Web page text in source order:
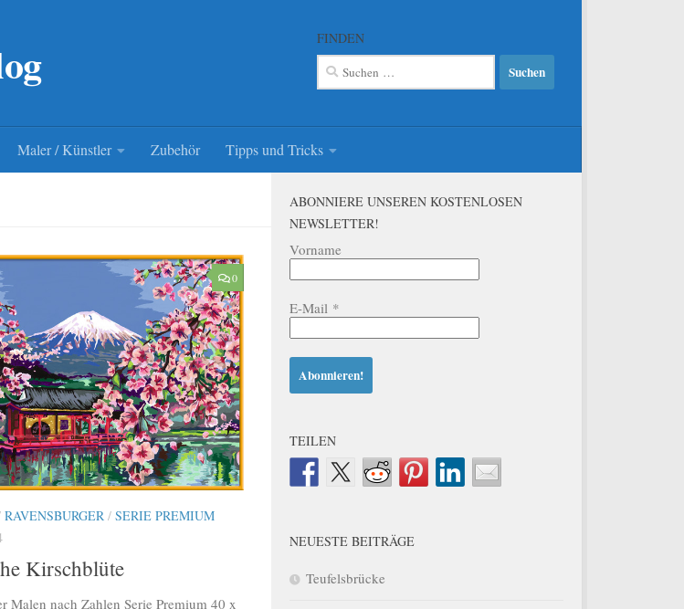
FINDEN
Suchen
nach:
Maler / Künstler Zubehör Tipps und Tricks
0
RAVENSBURGER / SERIE PREMIUM
Kirschblüte
Malen nach Zahlen Serie Premium 40 x
ABONNIERE UNSEREN KOSTENLOSEN
NEWSLETTER!
Vorname
E-Mail *
TEILEN
NEUESTE BEITRÄGE
Teufelsbrücke